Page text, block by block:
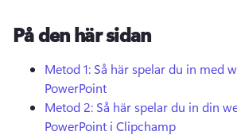
Logga in
På den här sidan
Metod 1: Så här spelar du in med
PowerPoint
Metod 2: Så här spelar du in din
PowerPoint i Clipchamp